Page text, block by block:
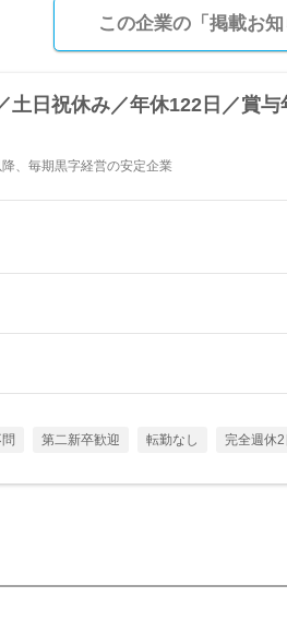
この企業の「掲載お
土日祝休み／年休122日／賞与
、毎期黒字経営の安定企業
第二新卒歓迎 転勤なし 完全週休2